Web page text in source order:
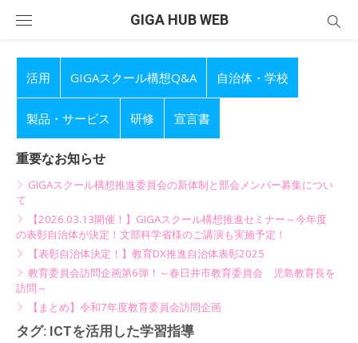
GIGA HUB WEB
活用 GIGAスクール構想Q&A 自治体・学校
製品・サービス 研修 宣言書
重要なお知らせ
GIGAスクール構想推進委員会の新体制と部会メンバー募集につい
て
【2026.03.13開催！】GIGAスクール構想推進セミナー～今年度
の表彰自治体が決定！文部科学省様のご講演も実施予定！
【表彰自治体決定！】教育DX推進自治体表彰2025
教育委員会訪問企画第6弾！～春日井市教育委員会 児島教育長を
訪問～
【まとめ】令和7年度教育委員会訪問企画
タグ: ICTを活用した学習指導